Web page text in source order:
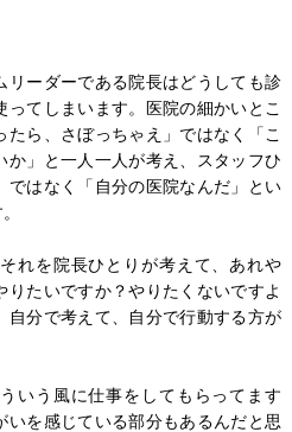
リーダーである院長はどうしても診
てしまいます。医院の細かいとこ
ら、さぼっちゃえ」ではなく「こ
か」と一人一人が考え、スタッフひ
ではなく「自分の医院なんだ」とい
れを院長ひとりが考えて、あれや
たいですか？やりたくないですよ
自分で考えて、自分で行動する方が
いう風に仕事をしてもらってます
いを感じている部分もあるんだと思